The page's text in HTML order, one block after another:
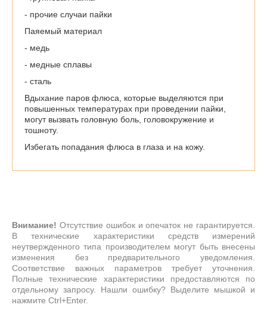
- прочие случаи пайки
Паяемый материал
- медь
- медные сплавы
- сталь
Вдыхание паров флюса, которые выделяются при
повышенных температурах при проведении пайки,
могут вызвать головную боль, головокружение и
тошноту.
Избегать попадания флюса в глаза и на кожу.
Внимание! Отсутствие ошибок и опечаток не гарантируется.
В технические характеристики средств измерений
неутвержденного типа производителем могут быть внесены
изменения без предварительного уведомления.
Соответствие важных параметров требует уточнения.
Полные технические характеристики предоставляются по
отдельному запросу. Нашли ошибку? Выделите мышкой и
нажмите Ctrl+Enter.